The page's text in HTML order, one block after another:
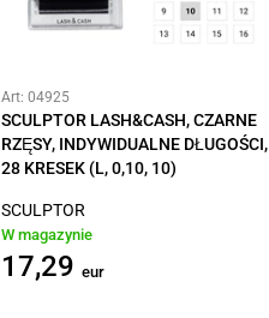
Art: 04925
SCULPTOR LASH&CASH, CZARNE
RZĘSY, INDYWIDUALNE DŁUGOŚCI,
28 KRESEK (L, 0,10, 10)
SCULPTOR
W magazynie
17,29 eur